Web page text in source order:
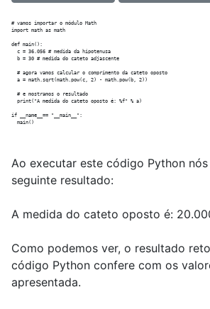
# vamos importar o módulo Math
import math as math
def main():
  c = 36.056 # medida da hipotenusa
  b = 30 # medida do cateto adjascente
  # agora vamos calcular o comprimento da cateto oposto
  a = math.sqrt(math.pow(c, 2) - math.pow(b, 2))
  # e mostramos o resultado
  print("A medida do cateto oposto é: %f" % a)
if __name__== "__main__":
Ao executar este código Python
seguinte resultado:
A medida do cateto oposto é:
Como podemos ver, o resultado
código Python confere com os
apresentada.